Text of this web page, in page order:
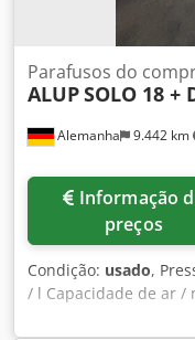
Alemanha 9.442 km
Parafusos do
ALUPSOLO 18 +
preços
Condição: usado,
/ l Capacidade de ar /
compressor de